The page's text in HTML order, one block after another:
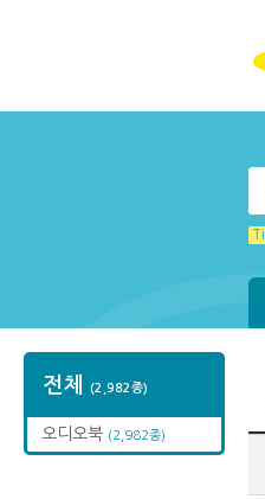
전체 (2,982종)
오디오북 (2,982종)